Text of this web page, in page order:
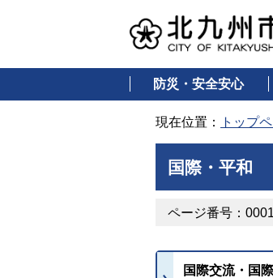
防災・安全安心
現在位置： トップ
国際・平和
ページ番号：
国際交流・国際